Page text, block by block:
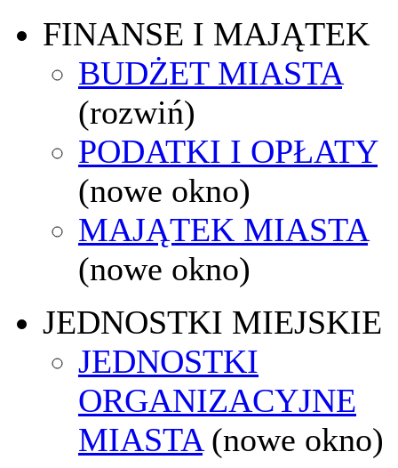
FINANSE I MAJĄTEK
BUDŻET MIASTA
(rozwiń)
PODATKI I OPŁATY
(nowe okno)
MAJĄTEK MIASTA
(nowe okno)
JEDNOSTKI MIEJSKIE
JEDNOSTKI
ORGANIZACYJNE
MIASTA (nowe okno)